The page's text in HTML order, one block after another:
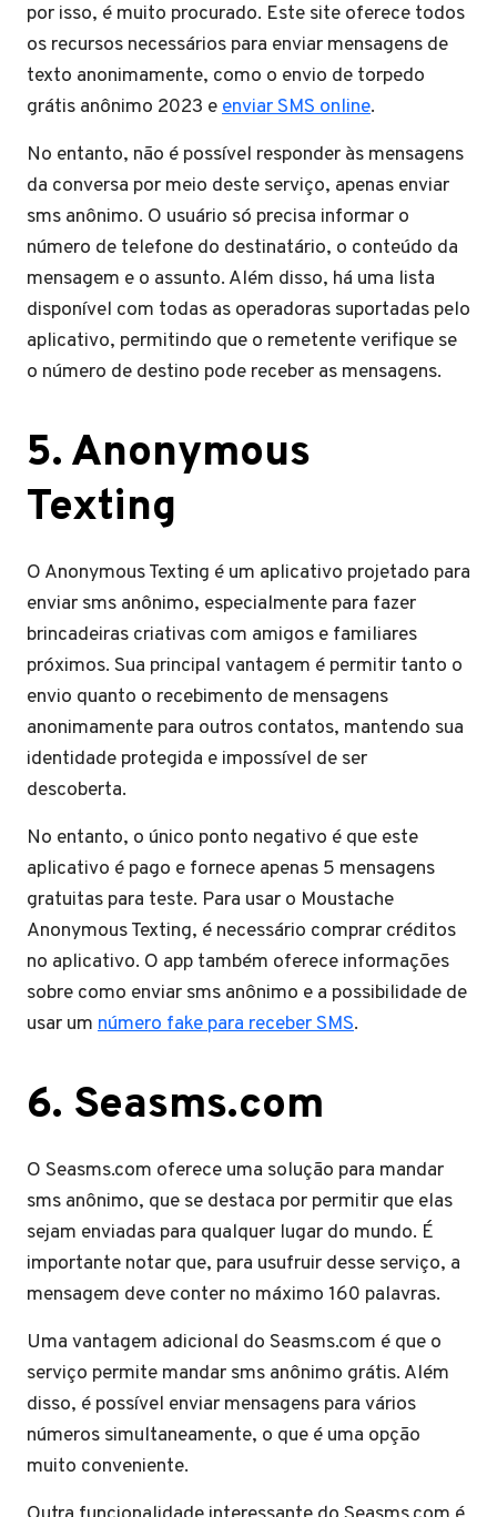
por isso, é muito procurado. Este site oferece todos
os recursos necessários para enviar mensagens de
texto anonimamente, como o envio de torpedo
grátis anônimo 2023 eenviar SMS online.
No entanto, não é possível responder às mensagens
da conversa por meio deste serviço, apenas enviar
sms anônimo. O usuário só precisa informar o
número de telefone do destinatário, o conteúdo da
mensagem e o assunto. Além disso, há uma lista
disponível com todas as operadoras suportadas pelo
aplicativo, permitindo que o remetente verifique se
o número de destino pode receber as mensagens.
5. Anonymous
Texting
O Anonymous Texting é um aplicativo projetado para
enviar sms anônimo, especialmente para fazer
brincadeiras criativas com amigos e familiares
próximos. Sua principal vantagem é permitir tanto o
envio quanto o recebimento de mensagens
anonimamente para outros contatos, mantendo sua
identidade protegida e impossível de ser
descoberta.
No entanto, o único ponto negativo é que este
aplicativo é pago e fornece apenas 5 mensagens
gratuitas para teste. Para usar o Moustache
Anonymous Texting, é necessário comprar créditos
no aplicativo. O app também oferece informações
sobre como enviar sms anônimo e a possibilidade de
usar um número fake para receber SMS.
6. Seasms.com
O Seasms.com oferece uma solução para mandar
sms anônimo, que se destaca por permitir que elas
sejam enviadas para qualquer lugar do mundo. É
importante notar que, para usufruir desse serviço, a
mensagem deve conter no máximo 160 palavras.
Uma vantagem adicional do Seasms.com é que o
serviço permite mandar sms anônimo grátis. Além
disso, é possível enviar mensagens para vários
números simultaneamente, o que é uma opção
muito conveniente.